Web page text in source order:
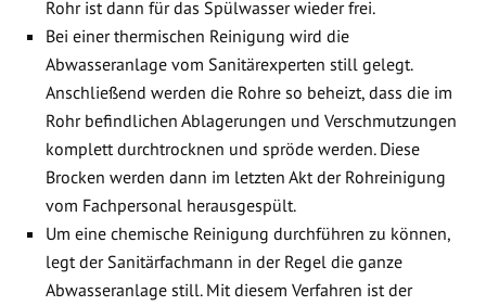
Rohr ist dann für das Spülwasser wieder frei.
Bei einer thermischen Reinigung wird die
Abwasseranlage vom Sanitärexperten still gelegt.
Anschließend werden die Rohre so beheizt, dass die im
Rohr befindlichen Ablagerungen und Verschmutzungen
komplett durchtrocknen und spröde werden. Diese
Brocken werden dann im letzten Akt der Rohreinigung
vom Fachpersonal herausgespült.
Um eine chemische Reinigung durchführen zu können,
legt der Sanitärfachmann in der Regel die ganze
Abwasseranlage still. Mit diesem Verfahren ist der